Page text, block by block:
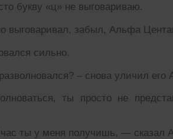
букву «ц» не выговариваю.
выговаривал, забыл, Альфа
сильно.
– снова уличил его
ты просто не
ты у меня получишь, — сказал